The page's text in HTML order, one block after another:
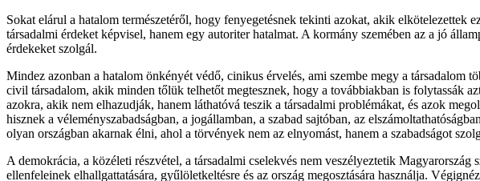
Sokat elárul a hatalom természetéről, hogy fenyegetésnek tekinti azokat, akik
társadalmi érdeket képvisel, hanem egy autoriter hatalmat. A kormány szemében az a jó
érdekeket szolgál.
Mindez azonban a hatalom önkényét védő, cinikus érvelés, ami szembe megy a
civil társadalom, akik minden tőlük telhetőt megtesznek, hogy a továbbiakban is folytassák
azokra, akik nem elhazudják, hanem láthatóvá teszik a társadalmi problémákat, és azok
hisznek a véleményszabadságban, a jogállamban, a szabad sajtóban, az
olyan országban akarnak élni, ahol a törvények nem az elnyomást, hanem a szabadságot
A demokrácia, a közéleti részvétel, a társadalmi cselekvés nem veszélyeztetik
ellenfeleinek elhallgattatására, gyűlöletkeltésre és az ország megosztására használja.